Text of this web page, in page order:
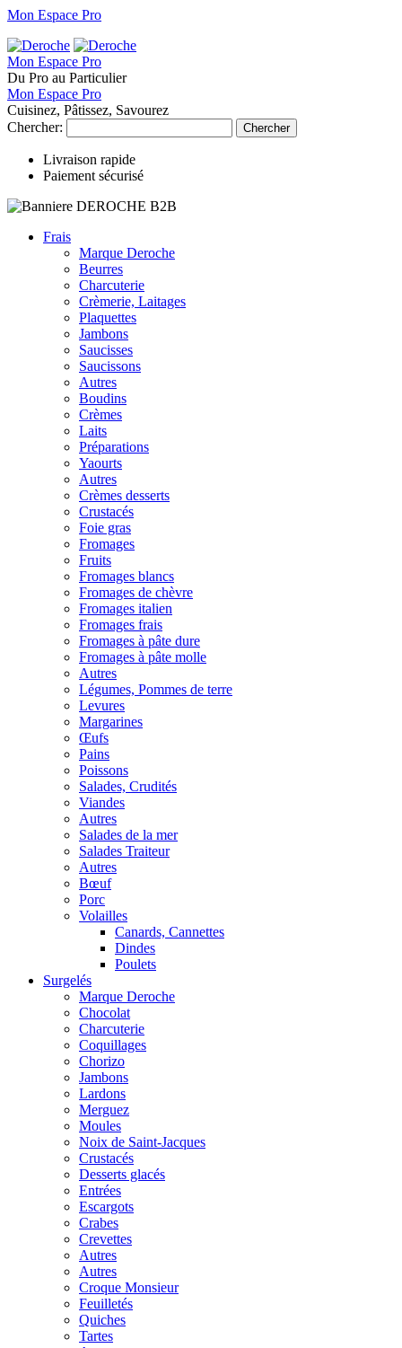
Mon Espace Pro
Mon Espace Pro
Du Pro au Particulier
Mon Espace Pro
Cuisinez, Pâtissez, Savourez
Chercher:
Chercher
Livraison rapide
Paiement sécurisé
Frais
Marque Deroche
Beurres
Charcuterie
Crèmerie, Laitages
Plaquettes
Jambons
Saucisses
Saucissons
Autres
Boudins
Crèmes
Laits
Préparations
Yaourts
Autres
Crèmes desserts
Crustacés
Foie gras
Fromages
Fruits
Fromages blancs
Fromages de chèvre
Fromages italien
Fromages frais
Fromages à pâte dure
Fromages à pâte molle
Autres
Légumes, Pommes de terre
Levures
Margarines
Œufs
Pains
Poissons
Salades, Crudités
Viandes
Autres
Salades de la mer
Salades Traiteur
Autres
Bœuf
Porc
Volailles
Canards, Cannettes
Dindes
Poulets
Surgelés
Marque Deroche
Chocolat
Charcuterie
Coquillages
Chorizo
Jambons
Lardons
Merguez
Moules
Noix de Saint-Jacques
Crustacés
Desserts glacés
Entrées
Escargots
Crabes
Crevettes
Autres
Autres
Croque Monsieur
Feuilletés
Quiches
Tartes